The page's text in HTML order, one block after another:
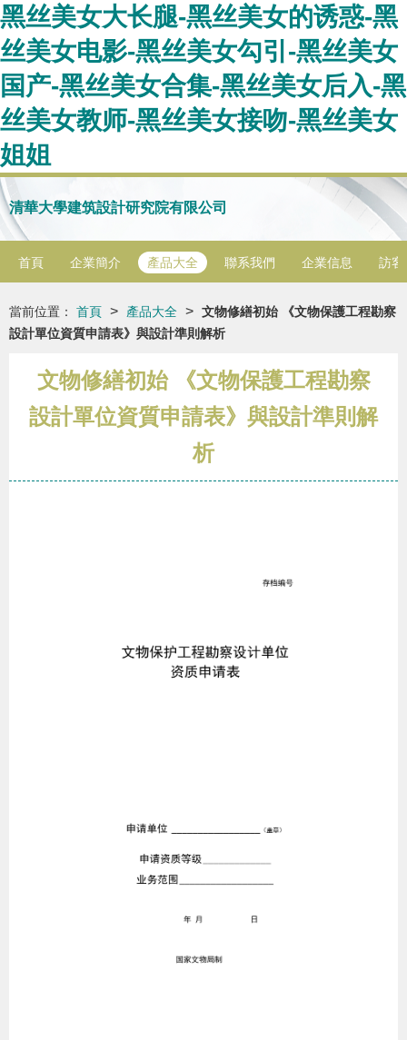
黑丝美女大长腿-黑丝美女的诱惑-黑
丝美女电影-黑丝美女勾引-黑丝美女
国产-黑丝美女合集-黑丝美女后入-黑
丝美女教师-黑丝美女接吻-黑丝美女
姐姐
清華大學建筑設計研究院有限公司
首頁 企業簡介 產品大全 聯系我們 企業信息 訪客
當前位置： 首頁 > 產品大全 > 文物修繕初始 《文物保護工程勘察
設計單位資質申請表》與設計準則解析
文物修繕初始 《文物保護工程勘察
設計單位資質申請表》與設計準則解
析